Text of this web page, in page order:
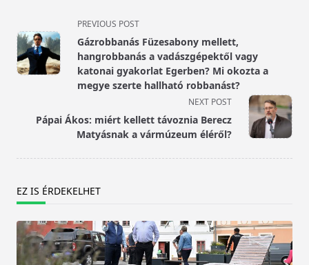
class="nav-
subtitle
screen-
PREVIOUS POST
Gázrobbanás Füzesabony mellett,
hangrobbanás a vadászgépektől vagy
katonai gyakorlat Egerben? Mi okozta a
megye szerte hallható robbanást?
NEXT POST
Pápai Ákos: miért kellett távoznia Berecz
Matyásnak a vármúzeum éléről?
EZ IS ÉRDEKELHET